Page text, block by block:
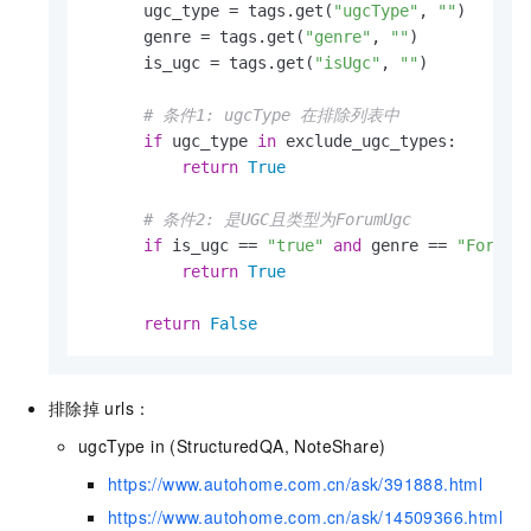
      ugc_type = tags.get(
"ugcType" , "" )
      genre = tags.get(
"genre" , "" )
      is_ugc = tags.get(
"isUgc" , "" )
# 条件1: ugcType 在排除列表中
if ugc_type in exclude_ugc_types:
return True
# 条件2: 是UGC且类型为ForumUgc
if is_ugc == "true" and genre ==
return True
return False
排除掉 urls：
ugcType in (StructuredQA, NoteShare)
https://www.autohome.com.cn/ask/391888.html
https://www.autohome.com.cn/ask/14509366.html